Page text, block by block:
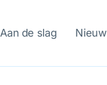
Aan de slag Nieuw